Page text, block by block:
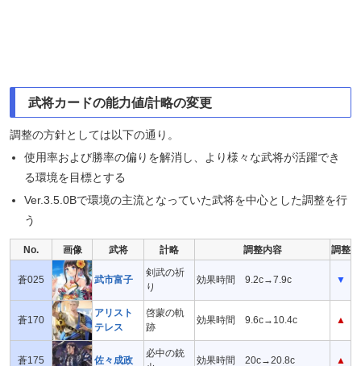
武将カードの能力値/計略の変更
調整の方針としては以下の通り。
使用率および勝率の偏りを解消し、より様々な武将が活躍でき
る環境を目標とする
Ver.3.5.0Bで環境の主流となっていた武将を中心とした調整を行
う
No. 画像 武将 計略 調整内容 調整
蒼025 武市富子
剣武の祈
り
効果時間 9.2c→7.9c ▼
蒼170
アリスト
テレス
啓蒙の軌
跡
効果時間 9.6c→10.4c ▲
蒼175 佐々成政
必中の銃
効果時間 20c→20.8c ▲